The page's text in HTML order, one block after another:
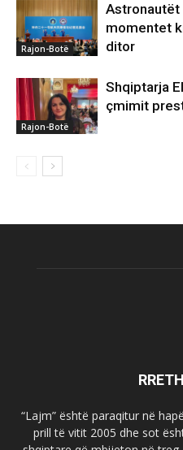
Rajon-Botë
Astronautët
momentet
ditor
Rajon-Botë
Shqiptarja
çmimit
“Lajm” është paraqitur në
prill të vitit 2005 dhe sot